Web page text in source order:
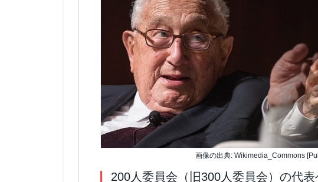
画像の出典: Wikimedia_Commons
200人委員会（旧300人委員会）の代